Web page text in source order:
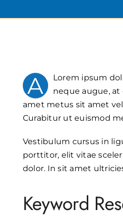
A
Lorem ipsum
neque augue, at
amet metus sit amet
Curabitur ut euismod
Vestibulum cursus in
porttitor, elit vitae
dolor. In sit amet
Keyword